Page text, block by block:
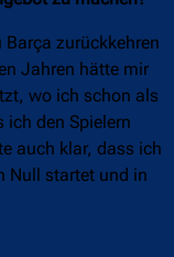
zurückkehren
Jahren hätte mir
wo ich schon als
ich den Spielern
auch klar, dass ich
Null startet und in